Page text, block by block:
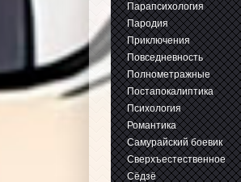
Парапсихология
Пародия
Приключения
Повседневность
Полнометражные
Постапокалиптика
Психология
Романтика
Самурайский боевик
Сверхъестественное
Сёдзё